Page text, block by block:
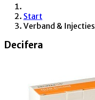
Start
Verband & Injecties
Decifera